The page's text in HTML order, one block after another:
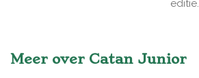
editie.
Meer over Catan Junior